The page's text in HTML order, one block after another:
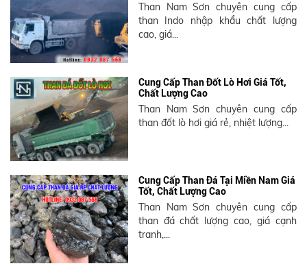
Than Nam Sơn chuyên cung cấp
than Indo nhập khẩu chất lượng
cao, giá...
Cung Cấp Than Đốt Lò Hơi Giá Tốt,
Chất Lượng Cao
Than Nam Sơn chuyên cung cấp
than đốt lò hơi giá rẻ, nhiệt lượng...
Cung Cấp Than Đá Tại Miền Nam Giá
Tốt, Chất Lượng Cao
Than Nam Sơn chuyên cung cấp
than đá chất lượng cao, giá cạnh
tranh,...